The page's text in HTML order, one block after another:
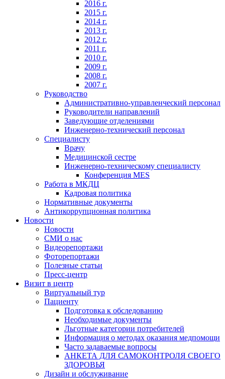
2016 г.
2015 г.
2014 г.
2013 г.
2012 г.
2011 г.
2010 г.
2009 г.
2008 г.
2007 г.
Руководство
Административно-управленческий персонал
Руководители направлений
Заведующие отделениями
Инженерно-технический персонал
Специалисту
Врачу
Медицинской сестре
Инженерно-техническому специалисту
Конференция MES
Работа в МКДЦ
Кадровая политика
Нормативные документы
Антикоррупционная политика
Новости
Новости
СМИ о нас
Видеорепортажи
Фоторепортажи
Полезные статьи
Пресс-центр
Визит в центр
Виртуальный тур
Пациенту
Подготовка к обследованию
Необходимые документы
Льготные категории потребителей
Информация о методах оказания медпомощи
Часто задаваемые вопросы
АНКЕТА ДЛЯ САМОКОНТРОЛЯ СВОЕГО
ЗДОРОВЬЯ
Дизайн и обслуживание